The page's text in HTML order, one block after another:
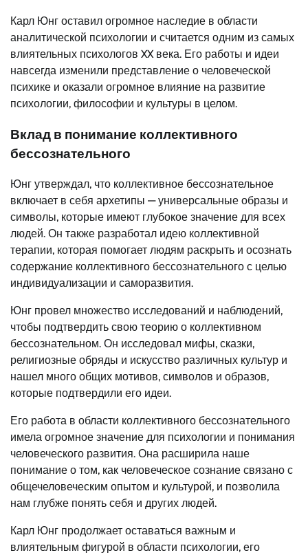
Карл Юнг оставил огромное наследие в области
аналитической психологии и считается одним из самых
влиятельных психологов XX века. Его работы и идеи
навсегда изменили представление о человеческой
психике и оказали огромное влияние на развитие
психологии, философии и культуры в целом.
Вклад в понимание коллективного
бессознательного
Юнг утверждал, что коллективное бессознательное
включает в себя архетипы — универсальные образы и
символы, которые имеют глубокое значение для всех
людей. Он также разработал идею коллективной
терапии, которая помогает людям раскрыть и осознать
содержание коллективного бессознательного с целью
индивидуализации и саморазвития.
Юнг провел множество исследований и наблюдений,
чтобы подтвердить свою теорию о коллективном
бессознательном. Он исследовал мифы, сказки,
религиозные обряды и искусство различных культур и
нашел много общих мотивов, символов и образов,
которые подтвердили его идеи.
Его работа в области коллективного бессознательного
имела огромное значение для психологии и понимания
человеческого развития. Она расширила наше
понимание о том, как человеческое сознание связано с
общечеловеческим опытом и культурой, и позволила
нам глубже понять себя и других людей.
Карл Юнг продолжает оставаться важным и
влиятельным фигурой в области психологии, его